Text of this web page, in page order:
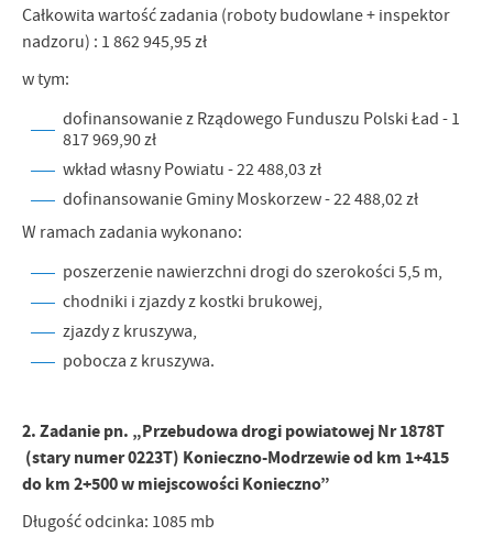
Całkowita wartość zadania (roboty budowlane + inspektor
nadzoru) : 1 862 945,95 zł
w tym:
dofinansowanie z Rządowego Funduszu Polski Ład - 1
817 969,90 zł
wkład własny Powiatu - 22 488,03 zł
dofinansowanie Gminy Moskorzew - 22 488,02 zł
W ramach zadania wykonano:
poszerzenie nawierzchni drogi do szerokości 5,5 m,
chodniki i zjazdy z kostki brukowej,
zjazdy z kruszywa,
pobocza z kruszywa.
2. Zadanie pn. „Przebudowa drogi powiatowej Nr 1878T
(stary numer 0223T) Konieczno-Modrzewie od km 1+415
do km 2+500 w miejscowości Konieczno”
Długość odcinka: 1085 mb